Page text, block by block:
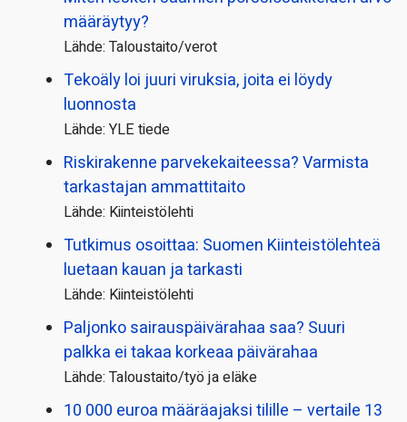
määräytyy?
Lähde: Taloustaito/verot
Tekoäly loi juuri viruksia, joita ei löydy
luonnosta
Lähde: YLE tiede
Riskirakenne parvekekaiteessa? Varmista
tarkastajan ammattitaito
Lähde: Kiinteistölehti
Tutkimus osoittaa: Suomen Kiinteistölehteä
luetaan kauan ja tarkasti
Lähde: Kiinteistölehti
Paljonko sairauspäivä­rahaa saa? Suuri
palkka ei takaa korkeaa päivärahaa
Lähde: Taloustaito/työ ja eläke
10 000 euroa määräajaksi tilille – vertaile 13